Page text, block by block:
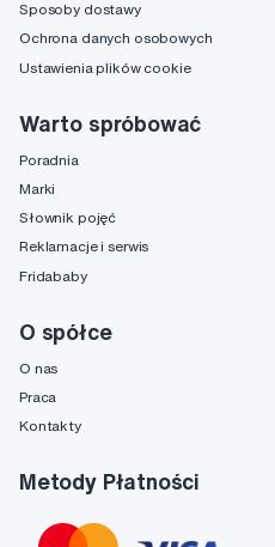
Sposoby dostawy
Ochrona danych osobowych
Ustawienia plików cookie
Warto spróbować
Poradnia
Marki
Słownik pojęć
Reklamacje i serwis
Fridababy
O spółce
O nas
Praca
Kontakty
Metody Płatności